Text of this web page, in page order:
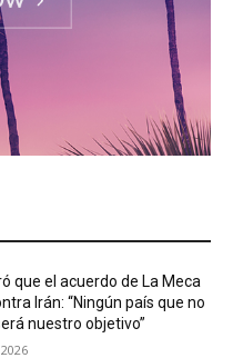
que el acuerdo de La Meca
Irán: “Ningún país que no
nuestro objetivo”